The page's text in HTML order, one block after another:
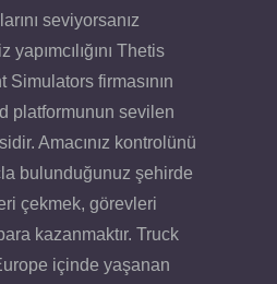
seviyorsanız
Thetis
Simulators firmasının
platformunun sevilen
Amacınız kontrolünü
bulunduğunuz şehirde
çekmek, görevleri
kazanmaktır. Truck
içinde yaşanan